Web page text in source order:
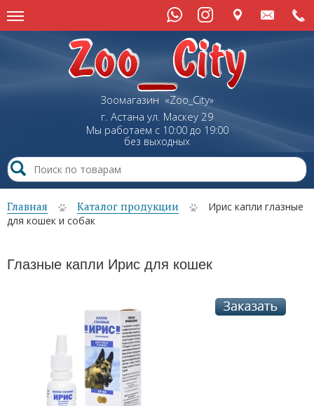
Зоомагазин «Zoo_City»
г. Астана ул. Маскеу29
Мы работаем с 10:00 до 19:00
без выходных
Главная Каталог продукции
Ирис капли глазные
для кошек и собак
Глазные капли Ирис для кошек